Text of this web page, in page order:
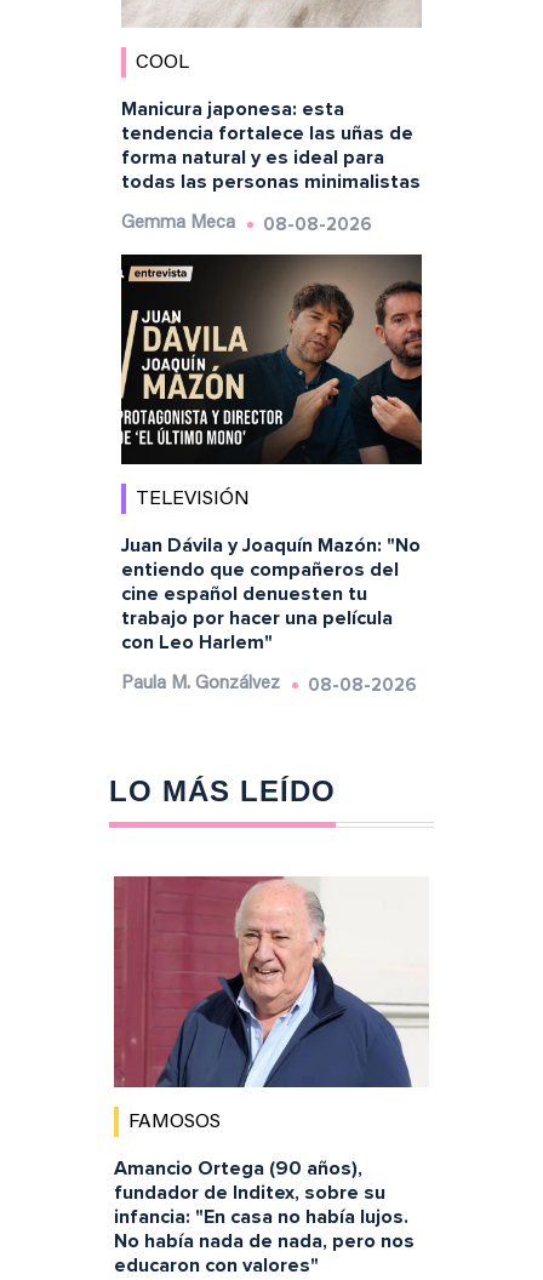
COOL
Manicura japonesa: esta
tendencia fortalece las uñas de
forma natural y es ideal para
todas las personas minimalistas
Gemma Meca 08-08-2026
TELEVISIÓN
Juan Dávila y Joaquín Mazón: "No
entiendo que compañeros del
cine español denuesten tu
trabajo por hacer una película
con Leo Harlem"
Paula M. Gonzálvez 08-08-2026
LO MÁS LEÍDO
FAMOSOS
Amancio Ortega (90 años),
fundador de Inditex, sobre su
infancia: "En casa no había lujos.
No había nada de nada, pero nos
educaron con valores"